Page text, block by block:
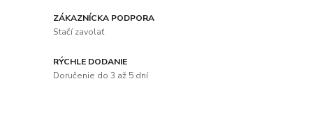
ZÁKAZNÍCKA PODPORA
Stačí zavolať
RÝCHLE DODANIE
Doručenie do 3 až 5 dní